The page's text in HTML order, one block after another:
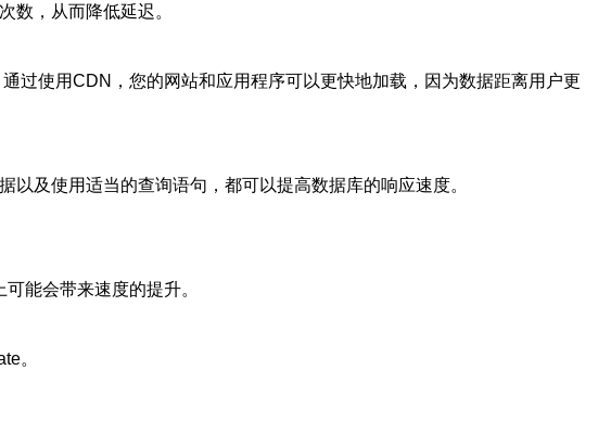
数，从而降低延迟。
过使用CDN，您的网站和应用程序可以更快地加载，因为数据距离用户更
及使用适当的查询语句，都可以提高数据库的响应速度。
能会带来速度的提升。
。